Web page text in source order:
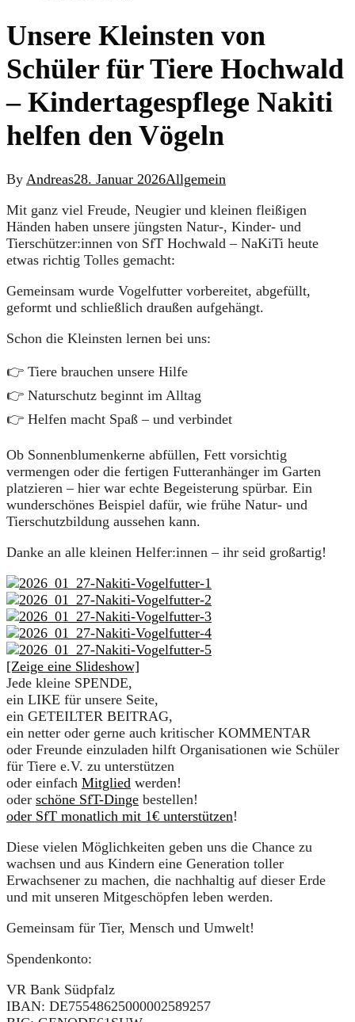
Unsere Kleinsten von
Schüler für Tiere Hochwald
– Kindertagespflege Nakiti
helfen den Vögeln
By Andreas28. Januar 2026Allgemein
Mit ganz viel Freude, Neugier und kleinen fleißigen
Händen haben unsere jüngsten Natur-, Kinder- und
Tierschützer:innen von SfT Hochwald – NaKiTi heute
etwas richtig Tolles gemacht:
Gemeinsam wurde Vogelfutter vorbereitet, abgefüllt,
geformt und schließlich draußen aufgehängt.
Schon die Kleinsten lernen bei uns:
👉 Tiere brauchen unsere Hilfe
👉 Naturschutz beginnt im Alltag
👉 Helfen macht Spaß – und verbindet
Ob Sonnenblumenkerne abfüllen, Fett vorsichtig
vermengen oder die fertigen Futteranhänger im Garten
platzieren – hier war echte Begeisterung spürbar. Ein
wunderschönes Beispiel dafür, wie frühe Natur- und
Tierschutzbildung aussehen kann.
Danke an alle kleinen Helfer:innen – ihr seid großartig!
[Zeige eine Slideshow]
Jede kleine SPENDE,
ein LIKE für unsere Seite,
ein GETEILTER BEITRAG,
ein netter oder gerne auch kritischer KOMMENTAR
oder Freunde einzuladen hilft Organisationen wie Schüler
für Tiere e.V. zu unterstützen
oder einfach Mitglied werden!
oder schöne SfT-Dinge bestellen!
oder SfT monatlich mit 1€ unterstützen!
Diese vielen Möglichkeiten geben uns die Chance zu
wachsen und aus Kindern eine Generation toller
Erwachsener zu machen, die nachhaltig auf dieser Erde
und mit unseren Mitgeschöpfen leben werden.
Gemeinsam für Tier, Mensch und Umwelt!
Spendenkonto:
VR Bank Südpfalz
IBAN: DE75548625000002589257